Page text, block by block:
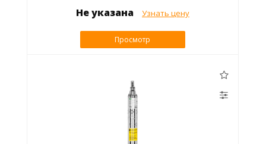
Не указана Узнать цену
Просмотр